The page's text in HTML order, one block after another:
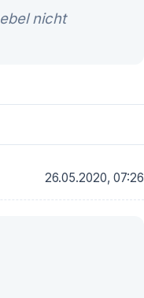
nicht
26.05.2020, 07:26